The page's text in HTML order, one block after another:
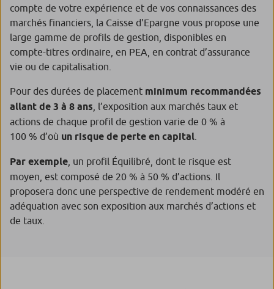
compte de votre expérience et de vos connaissances des
marchés financiers, la Caisse d'Epargne vous propose une
large gamme de profils de gestion, disponibles en
compte-titres ordinaire, en PEA, en contrat d’assurance
vie ou de capitalisation.
Pour des durées de placement minimum recommandées
allant de 3 à 8 ans , l’exposition aux marchés taux et
actions de chaque profil de gestion varie de 0 % à
100 % d’où un risque de perte en capital
Par exemple , un profil Équilibré, dont le risque est
moyen, est composé de 20 % à 50 % d’actions. Il
proposera donc une perspective de rendement modéré en
adéquation avec son exposition aux marchés d’actions et
de taux.